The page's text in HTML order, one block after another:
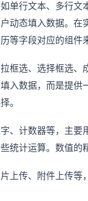
单行文本、多行文
动态填入数据。在
等字段对应的组件
框选、选择框选、
入数据，而是提供
。
、计数器等，主要
统计运算。数值的
片上传、附件上传等